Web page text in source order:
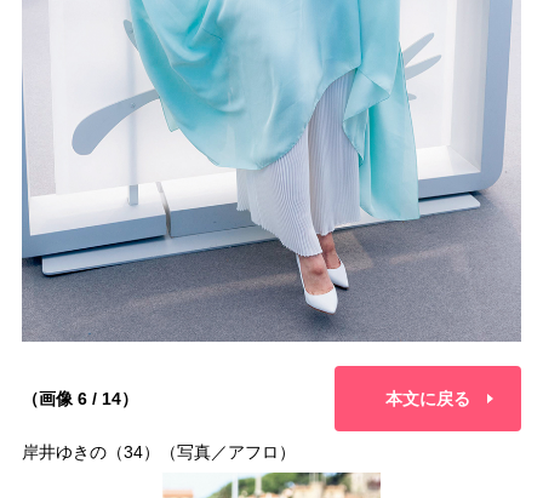
（画像 6 / 14） 本文に戻る
岸井ゆきの（34）（写真／アフロ）